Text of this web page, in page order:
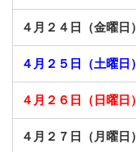
４月２４日（金曜日）
４月２５日（土曜日）
４月２６日（日曜日）
４月２７日（月曜日）